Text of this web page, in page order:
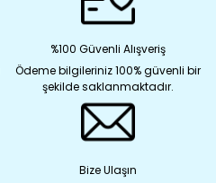
%100 Güvenli Alışveriş
Ödeme bilgileriniz 100% güvenli bir
şekilde saklanmaktadır.
Bize Ulaşın